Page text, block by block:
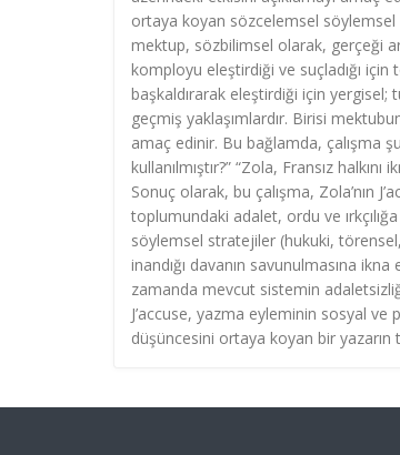
ortaya koyan sözcelemsel söylemsel
mektup, sözbilimsel olarak, gerçeği
komployu eleştirdiği ve suçladığı için
başkaldırarak eleştirdiği için yergisel;
geçmiş yaklaşımlardır. Birisi
amaç edinir. Bu bağlamda, çalışma
kullanılmıştır?” “Zola, Fransız
Sonuç olarak, bu çalışma, Zola’nın
toplumundaki adalet, ordu ve
söylemsel stratejiler (hukuki,
inandığı davanın savunulmasına
zamanda mevcut sistemin
J’accuse, yazma eyleminin sosyal
düşüncesini ortaya koyan bir